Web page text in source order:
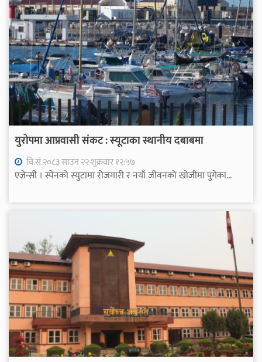
युरोपमा आप्रवासी संकट : स्यूटाका स्थानीय दबाबमा
वि.सं.२०८३ साउन २२ शुक्रवार १२:५७
एजेन्सी । स्पेनको स्युटामा रोजगारी र नयाँ जीवनको खोजीमा पुगेका...